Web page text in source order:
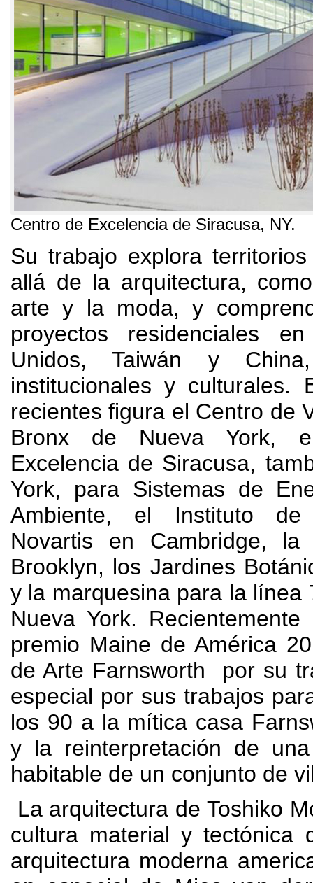
Centro de Excelencia de Siracusa, NY.
Su trabajo explora
allá de la arquitectura,
arte y la moda,y
proyectos residenciales
Unidos,Taiwán y China
institucionales y culturales.
recientes figura el Centro de
Bronx de Nueva York,
Excelencia de Siracusa,
York, para Sistemas de
Ambiente, el Instituto de
Novartis en Cambridge, la
Brooklyn, los Jardines
y la marquesina para la línea
Nueva York.
premio Maine de América
de Arte Farnsworth por su
especial por sus trabajos
los 90 a la mítica casa
y la reinterpretación de
habitable de un conjunto de
La arquitectura de Toshiko
cultura material y tectónica
arquitectura moderna